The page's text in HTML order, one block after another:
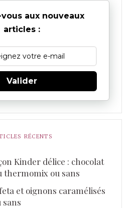
aux nouveaux
articles :
Valider
RÉCENTS
Kinder délice : chocolat
thermomix ou sans
et oignons caramélisés